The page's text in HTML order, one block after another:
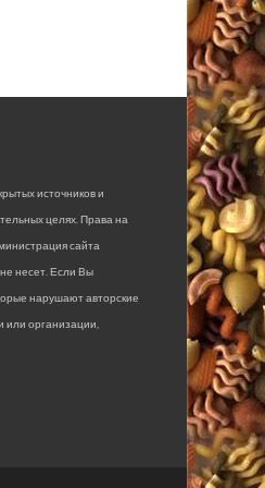
источников и
целях. Права на
сайта
несет. Если Вы
нарушают авторские
или организации,